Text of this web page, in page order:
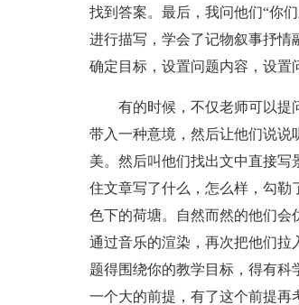
找到答案。最后，我问他们“你
进行描写，学会了记物叙事抒情
确定目标，设置问题内容，设置
有的时候，不仅老师可以提问
带入一种意境，然后让他们说说
美。然后叫他们找出文中直接写
住文章写了什么，怎么样，勾勒
色下的荷塘。自然而然的他们会
通过音乐的渲染，再次把他们拉
题得围绕你的教学目标，得有科
一个大的前提，有了这个前提再